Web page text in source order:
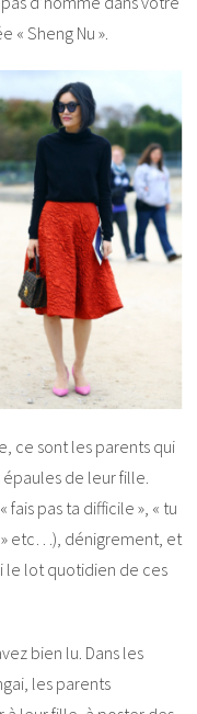
Sheng Nu ».
ce sont les parents qui
de leur fille.
pas ta difficile », « tu
» etc…), dénigrement, et
le lot quotidien de ces
bien lu. Dans les
les parents